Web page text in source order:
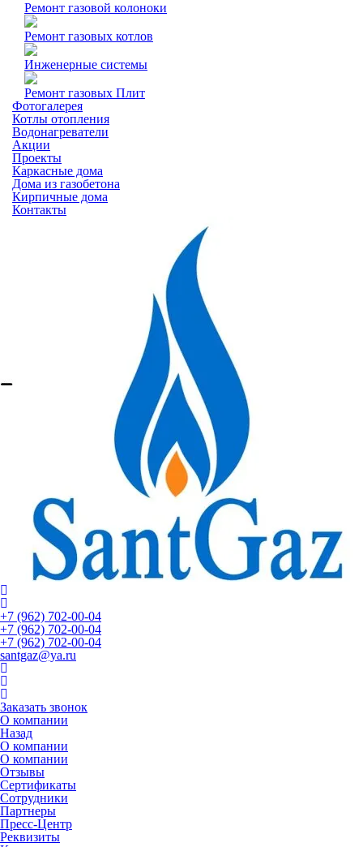
Ремонт газовой колоноки
Ремонт газовых котлов
Инженерные системы
Ремонт газовых Плит
Фотогалерея
Котлы отопления
Водонагреватели
Акции
Проекты
Каркасные дома
Дома из газобетона
Кирпичные дома
Контакты
+7 (962) 702-00-04
+7 (962) 702-00-04
+7 (962) 702-00-04
santgaz@ya.ru
Заказать звонок
О компании
Назад
О компании
О компании
Отзывы
Сертификаты
Сотрудники
Партнеры
Пресс-Центр
Реквизиты